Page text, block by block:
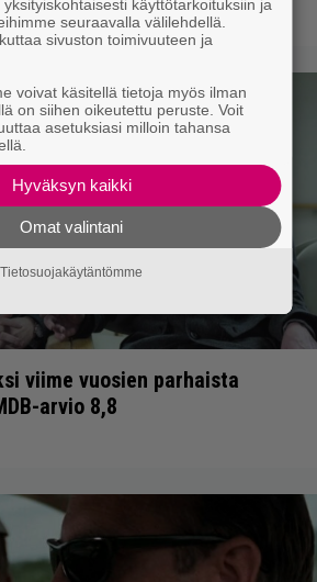
viime vuosien parhaista
arvio 8,8
käyttötarkoituksiin ja
seuraavalla välilehdellä.
sivuston toimivuuteen ja
voivat käsitellä tietoja myös ilman
on siihen oikeutettu peruste. Voit
asetuksiasi milloin tahansa
Hyväksyn kaikki
Omat valintani
Tietosuojakäytäntömme